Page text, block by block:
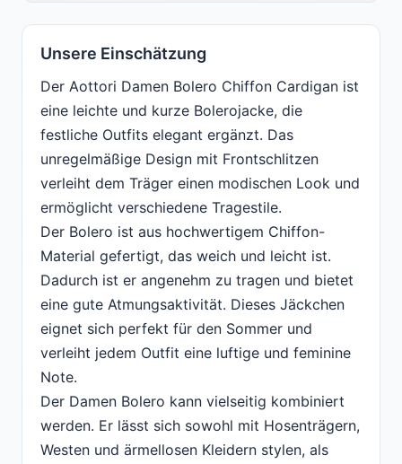
Unsere Einschätzung
Der Aottori Damen Bolero Chiffon Cardigan ist
eine leichte und kurze Bolerojacke, die
festliche Outfits elegant ergänzt. Das
unregelmäßige Design mit Frontschlitzen
verleiht dem Träger einen modischen Look und
ermöglicht verschiedene Tragestile.
Der Bolero ist aus hochwertigem Chiffon-
Material gefertigt, das weich und leicht ist.
Dadurch ist er angenehm zu tragen und bietet
eine gute Atmungsaktivität. Dieses Jäckchen
eignet sich perfekt für den Sommer und
verleiht jedem Outfit eine luftige und feminine
Note.
Der Damen Bolero kann vielseitig kombiniert
werden. Er lässt sich sowohl mit Hosenträgern,
Westen und ärmellosen Kleidern stylen, als